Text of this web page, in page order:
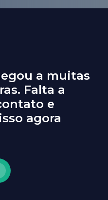
a muitas
Falta a
e
isso agora